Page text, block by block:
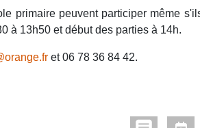
primaire peuvent participer même
à 13h50 et début des parties à 14h.
et 06 78 36 84 42.